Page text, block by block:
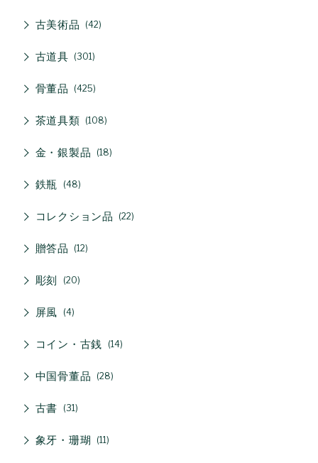
古美術品 42
古道具 301
骨董品 425
茶道具類 108
金・銀製品 18
鉄瓶 48
コレクション品 22
贈答品 12
彫刻 20
屏風 4
コイン・古銭 14
中国骨董品 28
古書 31
象牙・珊瑚 11